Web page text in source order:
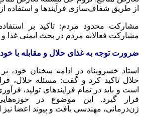
از طریق شفاف‌سازی فرآیندها و استفاده
مشارکت محدود مردم: تاکید بر
مشارکت فعالانه مردم در بحث ایمنی غذا و
ضرورت توجه به غذای حلال و مقابله با
استاد خسروپناه در ادامه سخنان خود،
حلال تاکید کرد و گفت: مسئله حلال،
است و باید در تمام فرایندهای تولید،
قرار گیرد. این موضوع در
ژن‌درمانی، مهندسی بافت و پیوند اعضا نیز